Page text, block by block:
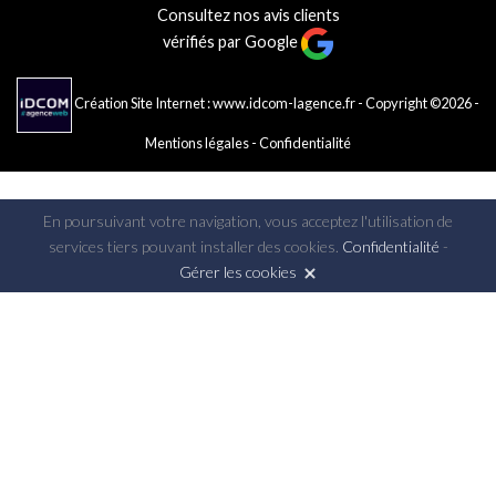
Consultez nos avis clients
vérifiés par Google
Création Site Internet : www.idcom-lagence.fr- Copyright ©2026 -
Mentions légales-Confidentialité
En poursuivant votre navigation, vous acceptez l'utilisation de
services tiers pouvant installer des cookies. Confidentialité -
Gérer les cookies